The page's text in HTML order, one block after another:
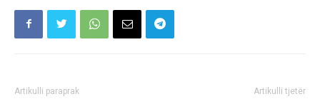
Artikulli paraprak Artikulli tjetër